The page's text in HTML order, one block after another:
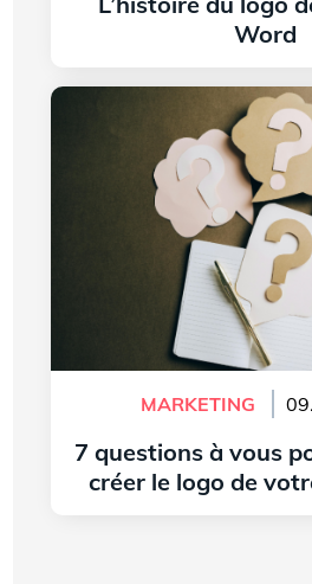
Word
Lire
MARKETING
7 questions à vous
créer le logo de
7 questions à vous poser
de votre